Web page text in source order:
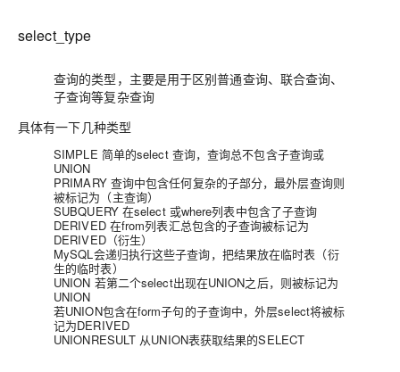
select_type
查询的类型，主要是用于区别普通查询、联合查询、
子查询等复杂查询
具体有一下几种类型
SIMPLE 简单的select 查询，查询总不包含子查询或
UNION
PRIMARY 查询中包含任何复杂的子部分，最外层查询则
被标记为（主查询）
SUBQUERY 在select 或where列表中包含了子查询
DERIVED 在from列表汇总包含的子查询被标记为
DERIVED（衍生）
MySQL会递归执行这些子查询，把结果放在临时表（衍
生的临时表）
UNION 若第二个select出现在UNION之后，则被标记为
UNION
若UNION包含在form子句的子查询中，外层select将被标
记为DERIVED
UNIONRESULT 从UNION表获取结果的SELECT